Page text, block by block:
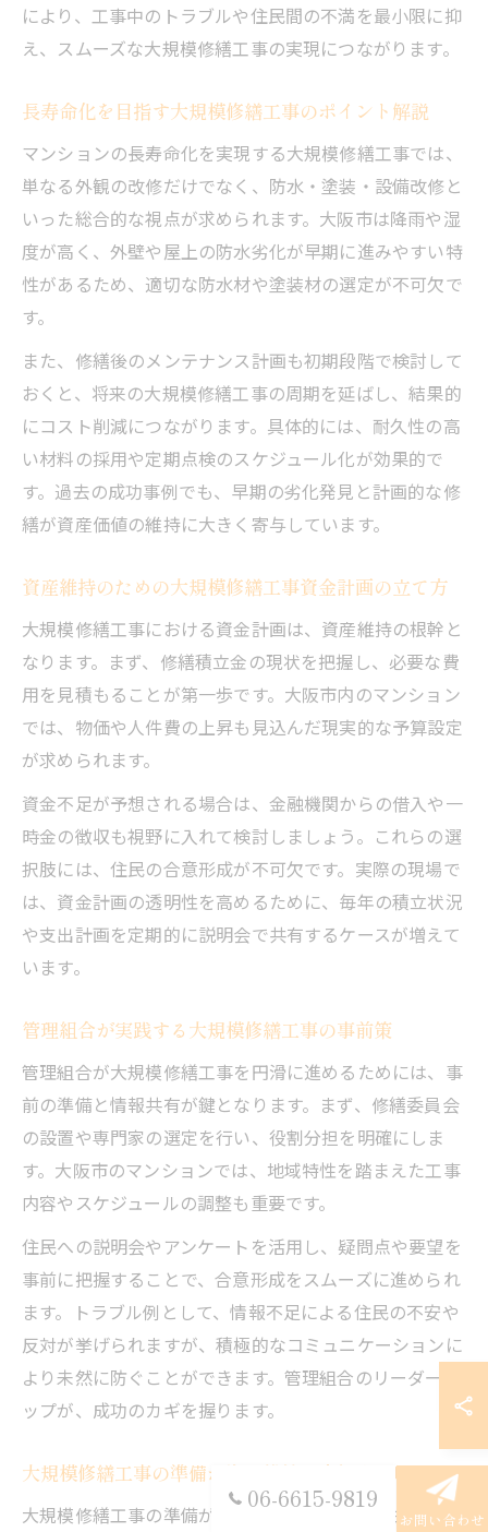
により、工事中のトラブルや住民間の不満を最小限に抑
え、スムーズな大規模修繕工事の実現につながります。
長寿命化を目指す大規模修繕工事のポイント解説
マンションの長寿命化を実現する大規模修繕工事では、
単なる外観の改修だけでなく、防水・塗装・設備改修と
いった総合的な視点が求められます。大阪市は降雨や湿
度が高く、外壁や屋上の防水劣化が早期に進みやすい特
性があるため、適切な防水材や塗装材の選定が不可欠で
す。
また、修繕後のメンテナンス計画も初期段階で検討して
おくと、将来の大規模修繕工事の周期を延ばし、結果的
にコスト削減につながります。具体的には、耐久性の高
い材料の採用や定期点検のスケジュール化が効果的で
す。過去の成功事例でも、早期の劣化発見と計画的な修
繕が資産価値の維持に大きく寄与しています。
資産維持のための大規模修繕工事資金計画の立て方
大規模修繕工事における資金計画は、資産維持の根幹と
なります。まず、修繕積立金の現状を把握し、必要な費
用を見積もることが第一歩です。大阪市内のマンション
では、物価や人件費の上昇も見込んだ現実的な予算設定
が求められます。
資金不足が予想される場合は、金融機関からの借入や一
時金の徴収も視野に入れて検討しましょう。これらの選
択肢には、住民の合意形成が不可欠です。実際の現場で
は、資金計画の透明性を高めるために、毎年の積立状況
や支出計画を定期的に説明会で共有するケースが増えて
います。
管理組合が実践する大規模修繕工事の事前策
管理組合が大規模修繕工事を円滑に進めるためには、事
前の準備と情報共有が鍵となります。まず、修繕委員会
の設置や専門家の選定を行い、役割分担を明確にしま
す。大阪市のマンションでは、地域特性を踏まえた工事
内容やスケジュールの調整も重要です。
住民への説明会やアンケートを活用し、疑問点や要望を
事前に把握することで、合意形成をスムーズに進められ
ます。トラブル例として、情報不足による住民の不安や
反対が挙げられますが、積極的なコミュニケーションに
より未然に防ぐことができます。管理組合のリーダーシ
ップが、成功のカギを握ります。
大規模修繕工事の準備が資産維持に直結する理由
大規模修繕工事の準備が資産維持に直結する理由は、計
06-6615-9819
お問い合わせ